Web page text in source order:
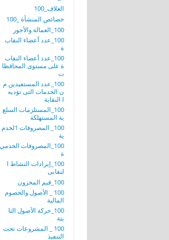
الغلاف_100
خصائص المنشأة _100
100_العمالة والأجور
100_عدد أعضاء النقاب
ة
100_عدد أعضاء النقاب
ة على مستوى المحافظا
ت
100_عدد المستفيدين م
ن الخدمات التى تؤديه
ا النقابة
100_المستلزمات السلع
ية المستهلكة
100_ المصروفات 1لخدم
ية
100_المصروفات الخدمي
ة
100_إيرادات النشاط ا
لنقابى
100_قيم المخزون
100 _ الأصول والخصوم
المالية
100_حركة الأصول الثا
بتة
100 _ المشروعات تحت
التنفيذ